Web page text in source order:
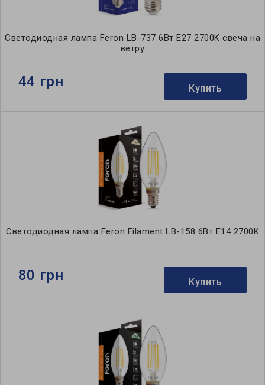
Светодиодная лампа Feron LB-737 6Вт E27 2700K свеча на
ветру
44 грн Купить
Светодиодная лампа Feron Filament LB-158 6Вт E14 2700K
80 грн Купить